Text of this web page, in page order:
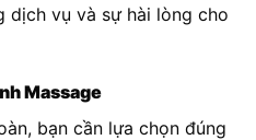
dịch vụ và sự hài lòng cho
Massage
bạn cần lựa chọn đúng